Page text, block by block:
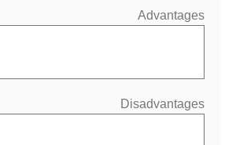
Advantages
Disadvantages